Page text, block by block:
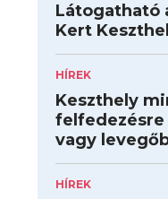
Látogatható
Kert
HÍREK
Keszthely
felfedezésre
vagy
HÍREK